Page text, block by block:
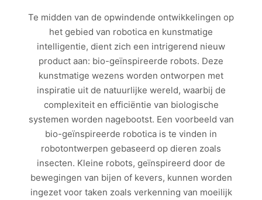
Te midden van de opwindende ontwikkelingen op
het gebied van robotica en kunstmatige
intelligentie, dient zich een intrigerend nieuw
product aan: bio-geïnspireerde robots. Deze
kunstmatige wezens worden ontworpen met
inspiratie uit de natuurlijke wereld, waarbij de
complexiteit en efficiëntie van biologische
systemen worden nagebootst. Een voorbeeld van
bio-geïnspireerde robotica is te vinden in
robotontwerpen gebaseerd op dieren zoals
insecten. Kleine robots, geïnspireerd door de
bewegingen van bijen of kevers, kunnen worden
ingezet voor taken zoals verkenning van moeilijk